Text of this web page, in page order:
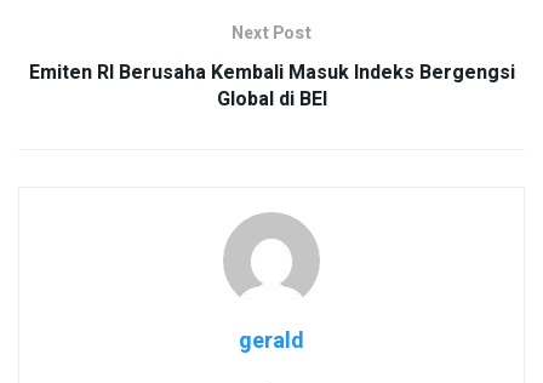
Next Post
Emiten RI Berusaha Kembali Masuk Indeks Bergengsi
Global di BEI
gerald